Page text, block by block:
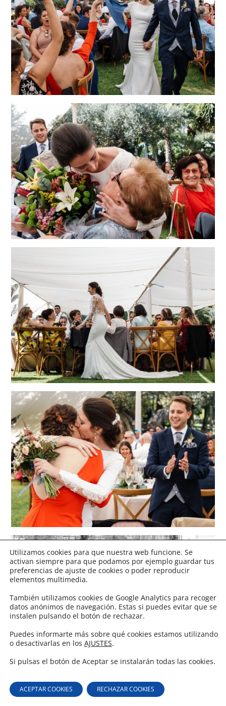
Utilizamos cookies para que nuestra web funcione. Se
activan siempre para que podamos por ejemplo guardar tus
preferencias de ajuste de cookies o poder reproducir
elementos multimedia.
También utilizamos cookies de Google Analytics para recoger
datos anónimos de navegación. Estas si puedes evitar que se
instalen pulsando el botón de rechazar.
Puedes informarte más sobre qué cookies estamos utilizando
o desactivarlas en los AJUSTES.
Si pulsas el botón de Aceptar se instalarán todas las cookies.
ACEPTAR COOKIES RECHAZAR COOKIES